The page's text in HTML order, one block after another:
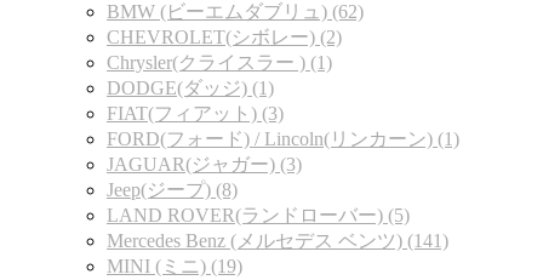
BMW (ビーエムダブリュ) (62)
CHEVROLET(シボレー) (2)
Chrysler(クライスラー ) (1)
DODGE(ダッジ) (1)
FIAT(フィアット) (3)
FORD(フォード) / Lincoln(リンカーン) (1)
JAGUAR(ジャガー) (3)
Jeep(ジープ) (8)
LAND ROVER(ランドローバー) (5)
Mercedes Benz (メルセデス ベンツ) (141)
MINI (ミニ) (19)